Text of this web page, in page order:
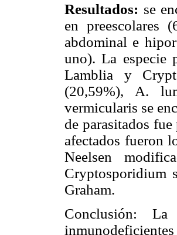
Resultados: se
en preescolares
abdominal e
uno). La especie
Lamblia y
(20,59%), A.
vermicularis se
de parasitados
afectados fueron
Neelsen
Cryptosporidium
Graham.
Conclusión: